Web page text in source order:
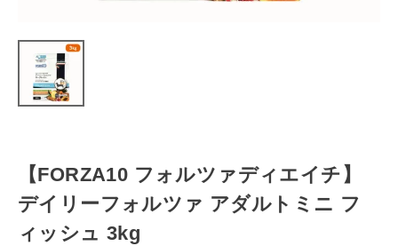
【FORZA10 フォルツァディエイチ】
デイリーフォルツァ アダルトミニ フ
ィッシュ 3kg